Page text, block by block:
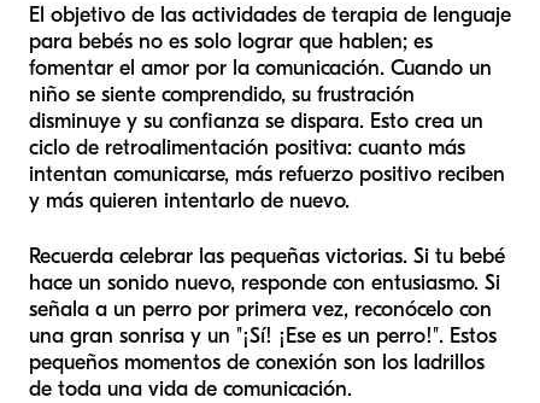
El objetivo de las actividades de terapia de lenguaje
para bebés no es solo lograr que hablen; es
fomentar el amor por la comunicación. Cuando un
niño se siente comprendido, su frustración
disminuye y su confianza se dispara. Esto crea un
ciclo de retroalimentación positiva: cuanto más
intentan comunicarse, más refuerzo positivo reciben
y más quieren intentarlo de nuevo.
Recuerda celebrar las pequeñas victorias. Si tu bebé
hace un sonido nuevo, responde con entusiasmo. Si
señala a un perro por primera vez, reconócelo con
una gran sonrisa y un "¡Sí! ¡Ese es un perro!". Estos
pequeños momentos de conexión son los ladrillos
de toda una vida de comunicación.